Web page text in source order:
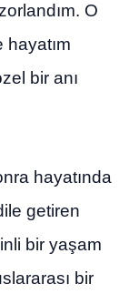
O
hayatım
bir anı
hayatında
getiren
bir yaşam
bir